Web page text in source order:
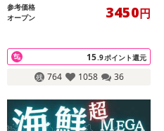
参考価格
オープン
3450円
15.9ポイント還元
764 1058 36